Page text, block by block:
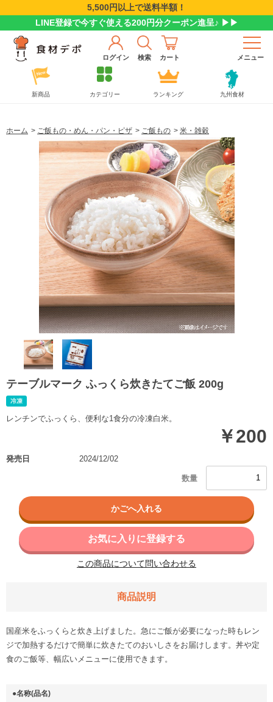
5,500円以上で送料半額！
LINE登録で今すぐ使える200円分クーポン進呈♪ ▶▶
ログイン 検索 カート メニュー
新商品 カテゴリー ランキング 九州食材
ホーム > ご飯もの・めん・パン・ピザ > ご飯もの > 米・雑穀
テーブルマーク ふっくら炊きたてご飯 200g
レンチンでふっくら、便利な1食分の冷凍白米。
￥200
発売日 2024/12/02
お気に入りに登録する
この商品について問い合わせる
商品説明
国産米をふっくらと炊き上げました。急にご飯が必要になった時もレン
ジで加熱するだけで簡単に炊きたてのおいしさをお届けします。丼や定
食のご飯等、幅広いメニューに使用できます。
●名称(品名)